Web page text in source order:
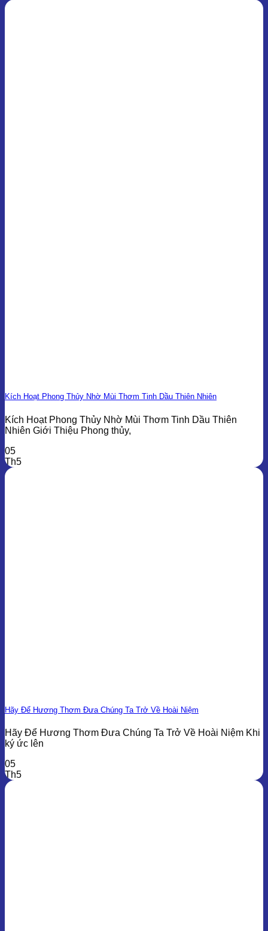
Kích Hoạt Phong Thủy Nhờ Mùi Thơm Tinh Dầu Thiên Nhiên
Kích Hoạt Phong Thủy Nhờ Mùi Thơm Tinh Dầu Thiên
Nhiên Giới Thiệu Phong thủy,
05
Th5
Hãy Để Hương Thơm Đưa Chúng Ta Trở Về Hoài Niệm
Hãy Để Hương Thơm Đưa Chúng Ta Trở Về Hoài Niệm Khi
ký ức lên
05
Th5